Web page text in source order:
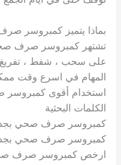
بماذا يتميز كمبروسر
تشتهر كمبروسر صرف صحي
على سحب ، شفط ، تفريغ
المهام في اسرع وقت
استخدام أقوى
الكلمات البحثية
كمبروسر صرف صحي
كمبروسر صرف صحي
ارخص كمبروسر صرف